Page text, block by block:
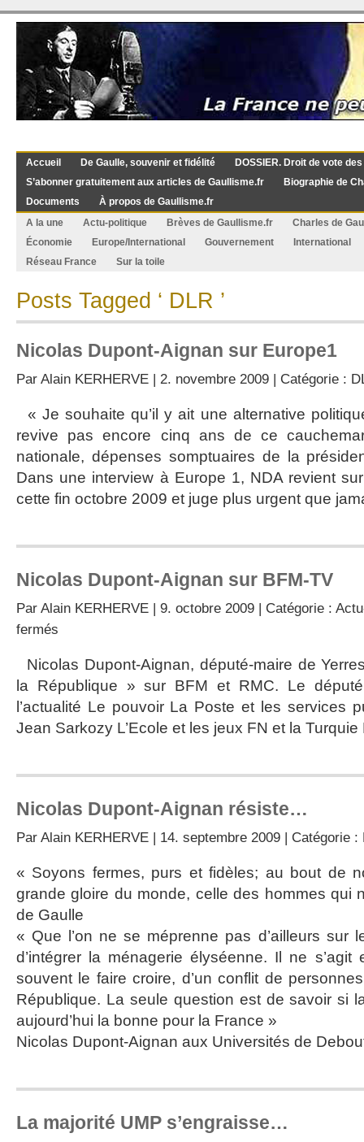
Accueil De Gaulle, souvenir et fidélité
DOSSIER. Droit de vote
S’abonner gratuitement aux articles de Gaullisme.fr
Biographie de
Documents
À propos de Gaullisme.fr
A la une
Actu-politique Brèves de Gaullisme.fr
Charles de
Économie
Europe/International Gouvernement
International
Réseau France
Sur la toile
Posts Tagged ‘ DLR ’
Nicolas Dupont-Aignan sur Europe1
Par Alain KERHERVE | 2. novembre 2009 | Catégorie :
« Je souhaite qu’il y ait une alternative
revive pas encore cinq ans de ce
nationale, dépenses somptuaires de la
Dans une interview à Europe 1, NDA revient
cette fin octobre 2009 et juge plus urgent que
Nicolas Dupont-Aignan sur BFM-TV
Par Alain KERHERVE | 9. octobre 2009 | Catégorie :
fermés
Aignan
sur
TV
Nicolas Dupont-Aignan, député-maire de
la République » sur BFM et RMC. Le député
l’actualité Le pouvoir La Poste et les services
Jean Sarkozy L’Ecole et les jeux FN et la
Nicolas Dupont-Aignan résiste…
Par Alain KERHERVE | 14. septembre 2009 | Catégorie :
« Soyons fermes, purs et fidèles; au bout de
grande gloire du monde, celle des hommes qui
de Gaulle
« Que l’on ne se méprenne pas d’ailleurs sur
d’intégrer la ménagerie élyséenne. Il ne
souvent le faire croire, d’un conflit de
République. La seule question est de savoir si
aujourd’hui la bonne pour la France »
Nicolas Dupont-Aignan aux Universités de
La majorité UMP s’engraisse…